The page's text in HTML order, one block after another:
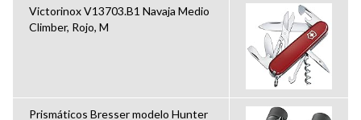
Victorinox V13703.B1 Navaja Medio
Climber, Rojo, M
Prismáticos Bresser modelo Hunter